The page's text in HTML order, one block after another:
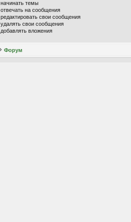
начинать темы
отвечать на сообщения
редактировать свои сообщения
удалять свои сообщения
добавлять вложения
Форум